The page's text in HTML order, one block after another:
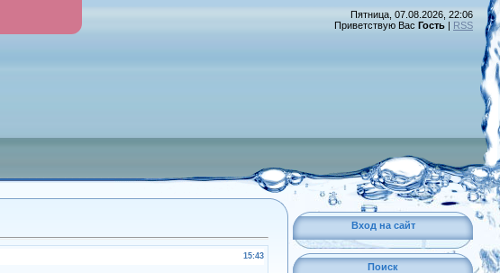
Пятница, 07.08.2026, 22:06
Приветствую Вас Гость | RSS
15:43
Вход на сайт
Поиск